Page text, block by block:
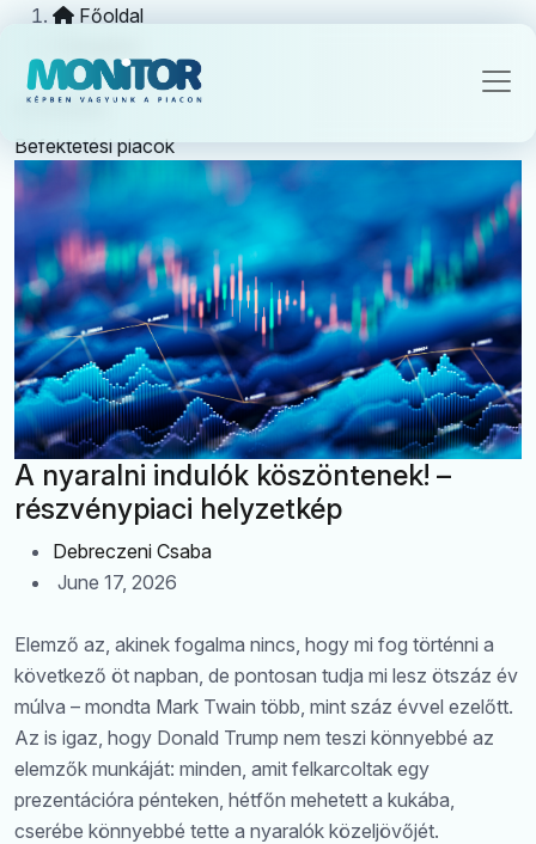
Főoldal
befektetés
Befektetési piacok
A nyaralni indulók köszöntenek! –
részvénypiaci helyzetkép
Debreczeni Csaba
June 17, 2026
Elemző az, akinek fogalma nincs, hogy mi fog történni a
következő öt napban, de pontosan tudja mi lesz ötszáz év
múlva – mondta Mark Twain több, mint száz évvel ezelőtt.
Az is igaz, hogy Donald Trump nem teszi könnyebbé az
elemzők munkáját: minden, amit felkarcoltak egy
prezentációra pénteken, hétfőn mehetett a kukába,
cserébe könnyebbé tette a nyaralók közeljövőjét.